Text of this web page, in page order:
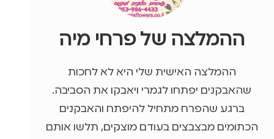
ההמלצה של פרחי מיה
ההמלצה האישית שלי היא לא לחכות
שהאבקנים יפתחו לגמרי ויאבקו את הסביבה.
ברגע שהפרח מתחיל להיפתח והאבקנים
הכתומים מבצבצים בעודם מוצקים, תלשו אותם